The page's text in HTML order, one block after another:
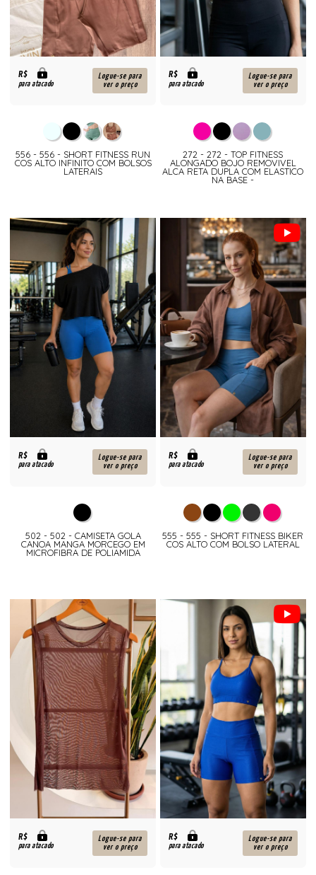
R$
para atacado
Logue-se para
ver o preço
556 - 556 - SHORT FITNESS RUN
COS ALTO INFINITO COM BOLSOS
LATERAIS
R$
para atacado
Logue-se para
ver o preço
272 - 272 - TOP FITNESS
ALONGADO BOJO REMOVIVEL
ALCA RETA DUPLA COM ELASTICO
NA BASE -
R$
para atacado
Logue-se para
ver o preço
502 - 502 - CAMISETA GOLA
CANOA MANGA MORCEGO EM
MICROFIBRA DE POLIAMIDA
R$
para atacado
Logue-se para
ver o preço
555 - 555 - SHORT FITNESS BIKER
COS ALTO COM BOLSO LATERAL
R$
para atacado
Logue-se para
ver o preço
R$
para atacado
Logue-se para
ver o preço